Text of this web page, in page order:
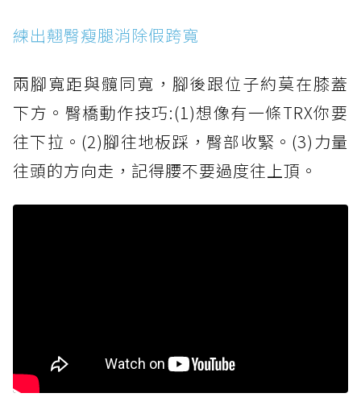
練出翹臀瘦腿消除假跨寬
兩腳寬距與髖同寬，腳後跟位子約莫在膝蓋
下方。臀橋動作技巧:(1)想像有一條TRX你要
往下拉。(2)腳往地板踩，臀部收緊。(3)力量
往頭的方向走，記得腰不要過度往上頂。